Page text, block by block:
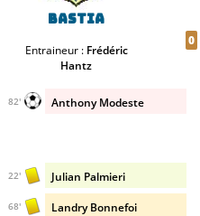
Bastia
Entraineur : Frédéric
Hantz
0
Anthony Modeste
82'
Julian Palmieri
22'
Landry Bonnefoi
68'